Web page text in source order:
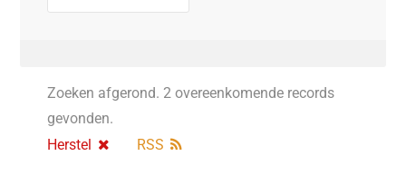
Zoeken afgerond. 2 overeenkomende records
gevonden.
Herstel
RSS